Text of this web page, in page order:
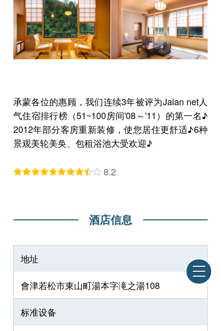
承蒙各位的惠顾，我们连续3年被评为Jalan net人
气住宿排行榜（51~100房间'08～'11）的第一名♪
2012年部分客房重新装修，使您居住更舒适♪6种
景观美轮美奂、包租浴池大受欢迎♪
8.2
酒店信息
地址
會津若松市東山町湯本字滝之湯108
标准设备